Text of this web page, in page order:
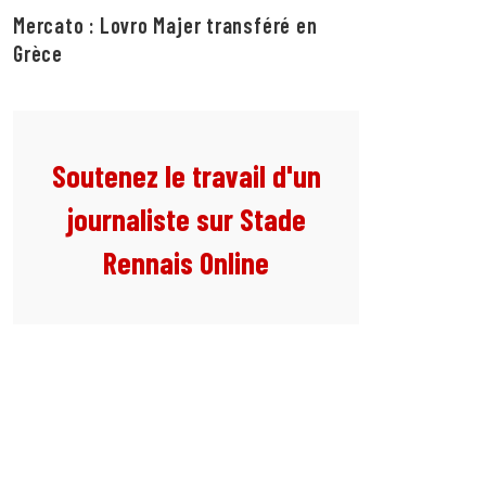
Mercato : Lovro Majer transféré en
Grèce
Soutenez le travail d'un
journaliste sur Stade
Rennais Online